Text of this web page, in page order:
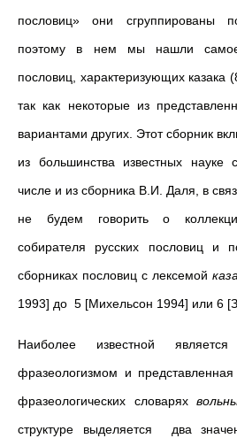
пословиц» они сгруппированы
поэтому в нем мы нашли самое
пословиц, характеризующих казака
так как некоторые из
вариантами других. Этот сборник
из большинства известных науке
числе и из сборника В.И. Даля, в
не будем говорить о
собирателя русских пословиц и
сборниках пословиц с лексемой
1993] до 5 [Михельсон 1994] или 6
Наиболее известной
фразеологизмом и
фразеологических словарях
структуре выделяется два